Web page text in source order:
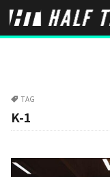
TAG
K-1